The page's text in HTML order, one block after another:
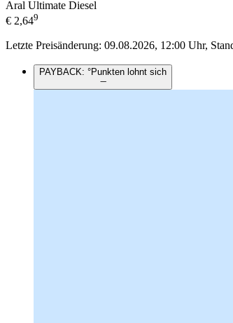
Aral Ultimate Diesel
€ 2,649
Letzte Preisänderung: 09.08.2026, 12:00 Uhr,
PAYBACK: °Punkten lohnt sich